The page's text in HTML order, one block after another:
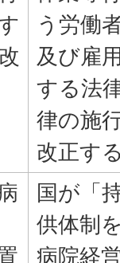
う労働
及び雇
する法
律の施
改正す
国が「
供体制
病院経